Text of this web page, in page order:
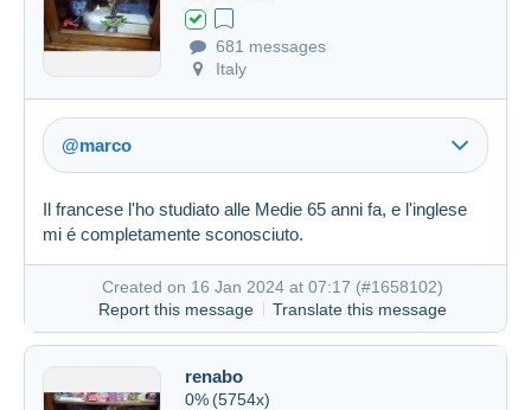
681 messages
Italy
@marco
Link (https)
Il francese l'ho studiato alle Medie 65 anni fa, e l'inglese
mi é completamente sconosciuto.
Created on 16 Jan 2024 at 07:17 (#1658102)
Report this message
Translate this message
renabo
0% (5754x)